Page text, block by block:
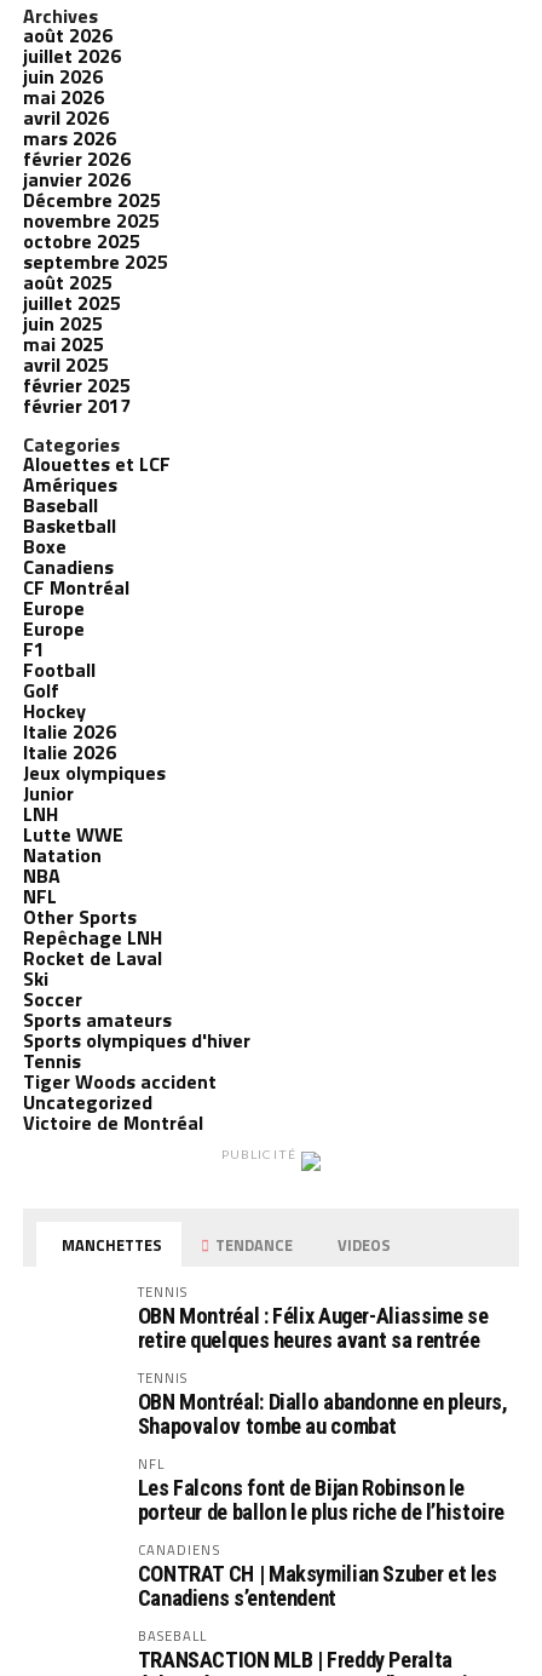
Archives
août 2026
juillet 2026
juin 2026
mai 2026
avril 2026
mars 2026
février 2026
janvier 2026
Décembre 2025
novembre 2025
octobre 2025
septembre 2025
août 2025
juillet 2025
juin 2025
mai 2025
avril 2025
février 2025
février 2017
Categories
Alouettes et LCF
Amériques
Baseball
Basketball
Boxe
Canadiens
CF Montréal
Europe
Europe
F1
Football
Golf
Hockey
Italie 2026
Italie 2026
Jeux olympiques
Junior
LNH
Lutte WWE
Natation
NBA
NFL
Other Sports
Repêchage LNH
Rocket de Laval
Ski
Soccer
Sports amateurs
Sports olympiques d'hiver
Tennis
Tiger Woods accident
Uncategorized
Victoire de Montréal
PUBLICITÉ
MANCHETTES TENDANCE VIDEOS
TENNIS
OBN Montréal : Félix Auger-Aliassime se
retire quelques heures avant sa rentrée
TENNIS
OBN Montréal: Diallo abandonne en pleurs,
Shapovalov tombe au combat
NFL
Les Falcons font de Bijan Robinson le
porteur de ballon le plus riche de l’histoire
CANADIENS
CONTRAT CH | Maksymilian Szuber et les
Canadiens s’entendent
BASEBALL
TRANSACTION MLB | Freddy Peralta